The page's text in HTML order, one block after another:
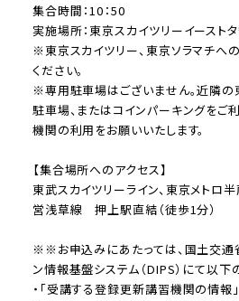
集合時間：10：50
実施場所：東京スカイツリーイースト
※東京スカイツリー、東京ソラマチへ
ください。
※専用駐車場はございません。近隣の
駐車場、またはコインパーキングをご
機関の利用をお願いいたします。
【集合場所へのアクセス】
東武スカイツリーライン、東京メトロ
営浅草線 押上駅直結（徒歩1分）
※※お申込みにあたっては、国土交通
ン情報基盤システム（DIPS）にて以
・「受講する登録更新講習機関の情報